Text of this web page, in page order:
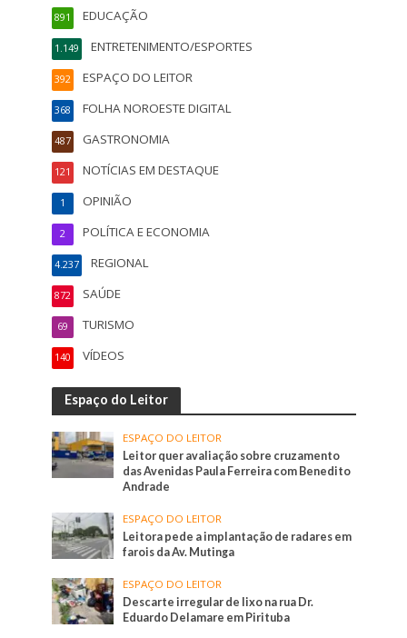
EDUCAÇÃO
891
ENTRETENIMENTO/ESPORTES
1.149
ESPAÇO DO LEITOR
392
FOLHA NOROESTE DIGITAL
368
GASTRONOMIA
487
NOTÍCIAS EM DESTAQUE
121
OPINIÃO
1
POLÍTICA E ECONOMIA
2
REGIONAL
4.237
SAÚDE
872
TURISMO
69
VÍDEOS
140
Espaço do Leitor
ESPAÇO DO LEITOR
Leitor quer avaliação sobre cruzamento
das Avenidas Paula Ferreira com Benedito
Andrade
ESPAÇO DO LEITOR
Leitora pede a implantação de radares em
farois da Av. Mutinga
ESPAÇO DO LEITOR
Descarte irregular de lixo na rua Dr.
Eduardo Delamare em Pirituba